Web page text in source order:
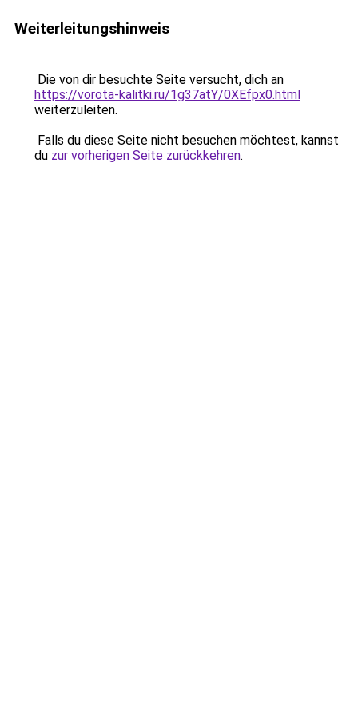
Weiterleitungshinweis
Die von dir besuchte Seite versucht, dich an
https://vorota-kalitki.ru/1g37atY/0XEfpx0.html
weiterzuleiten.
Falls du diese Seite nicht besuchen möchtest, kannst
du zur vorherigen Seite zurückkehren.